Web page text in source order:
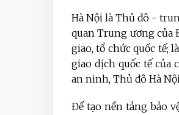
Hà Nội là Thủ đô -
quan Trung ương của
giao, tổ chức quốc tế;
giao dịch quốc tế của
an ninh, Thủ đô Hà
Để tạo nền tảng bảo